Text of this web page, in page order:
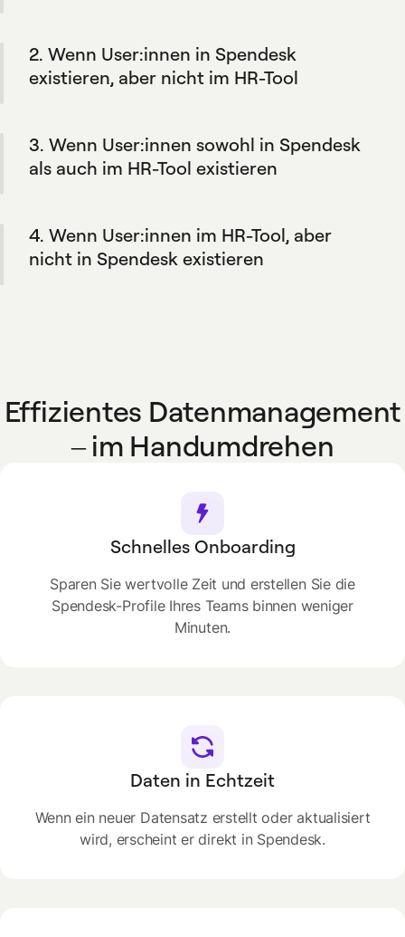
automatisch Spendesk-Profile für Ihr Team,
basierend auf den in Ihrem HR-Tool
2. Wenn User:innen in Spendesk
existieren, aber nicht im HR-Tool
Weise bleibt Ihr HR-Tool die primäre
Datenquelle. Und Sie haben die Flexibilität,
3. Wenn User:innen sowohl in Spendesk
als auch im HR-Tool existieren
in Spendesk übernommen.
4. Wenn User:innen im HR-Tool, aber
nicht in Spendesk existieren
Effizientes Datenmanagement
– im Handumdrehen
Schnelles Onboarding
Sparen Sie wertvolle Zeit und erstellen Sie die
Spendesk-Profile Ihres Teams binnen weniger
Minuten.
Daten in Echtzeit
Wenn ein neuer Datensatz erstellt oder aktualisiert
wird, erscheint er direkt in Spendesk.